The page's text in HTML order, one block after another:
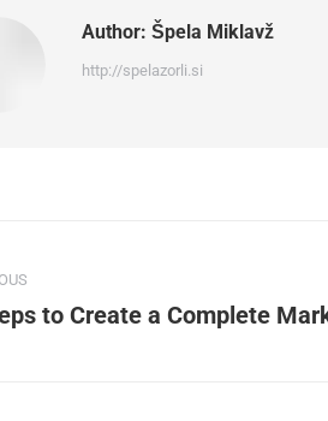
Author: Špela Miklavž
http://spelazorli.si
to Create a Complete